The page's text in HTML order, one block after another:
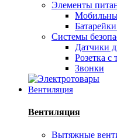
Элементы
Системы
Датчики
Розетка с
Звонки
Вентиляция
Вентиляция
Вытяжные